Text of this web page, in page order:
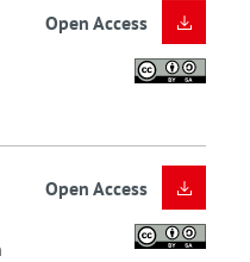
Open Access
Open Access